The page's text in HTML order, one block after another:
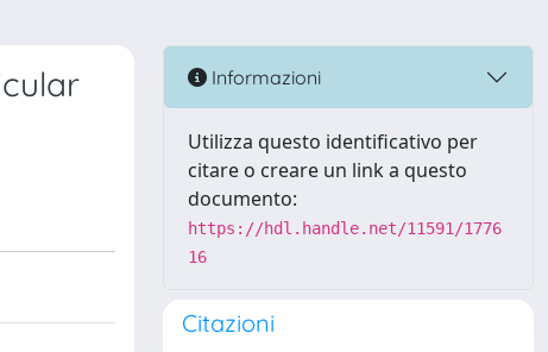
Informazioni
Utilizza questo identificativo per
citare o creare un link a questo
documento:
https://hdl.handle.net/11591/1776
16
Citazioni